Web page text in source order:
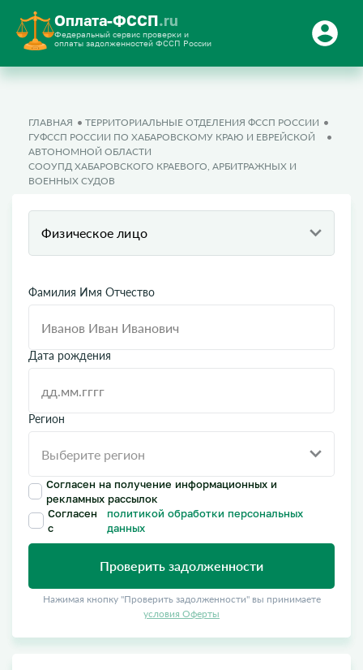
Оплата-ФССП.ru
Федеральный сервис проверки и
оплаты задолженностей ФССП России
ГЛАВНАЯ
ТЕРРИТОРИАЛЬНЫЕ ОТДЕЛЕНИЯ ФССП РОССИИ
ГУФССП РОССИИ ПО ХАБАРОВСКОМУ КРАЮ И ЕВРЕЙСКОЙ
АВТОНОМНОЙ ОБЛАСТИ
СООУПД ХАБАРОВСКОГО КРАЕВОГО, АРБИТРАЖНЫХ И
ВОЕННЫХ СУДОВ
Физическое лицо
Фамилия Имя Отчество
Дата рождения
Регион
Согласен на получение информационных и
рекламных рассылок
Согласен
с
политикой обработки персональных
данных
Проверить задолженности
Нажимая кнопку "Проверить задолженности" вы принимаете
условия Оферты